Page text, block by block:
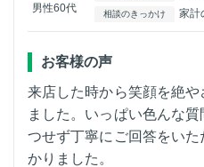
男性60代 相談のきっかけ 家計
お客様の声
来店した時から笑顔を絶
ました。いっぱい色んな
つせず丁寧にご回答をい
かりました。